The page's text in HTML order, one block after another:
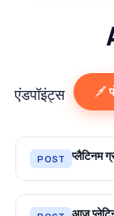
एंडपॉइंट्स
POST प्लैटिनम